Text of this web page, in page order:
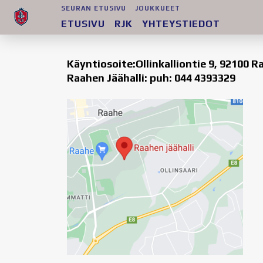
SEURAN ETUSIVU JOUKKUEET
ETUSIVU RJK YHTEYSTIEDOT
Käyntiosoite:Ollinkalliontie 9, 92100
Raahen Jäähalli: puh: 044 4393329